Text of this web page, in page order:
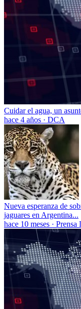
Cuidar el agua, un
hace 4 años · DCA
Nueva esperanza de
jaguares en Argentina...
hace 10 meses · Prensa